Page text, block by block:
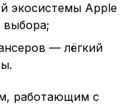
экосистемы Apple
выбора;
— лёгкий
работающим с